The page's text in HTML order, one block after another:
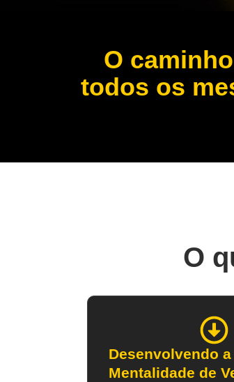
O
todos os
O
Desenvolvendo a
Mentalidade de